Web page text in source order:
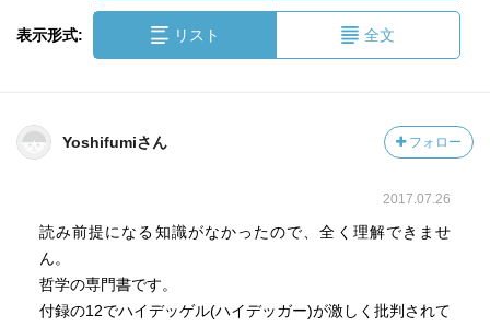
表示形式: リスト 全文
Yoshifumiさん フォロー
2017.07.26
読み前提になる知識がなかったので、全く理解できませ
ん。
哲学の専門書です。
付録の12でハイデッゲル(ハイデッガー)が激しく批判されて